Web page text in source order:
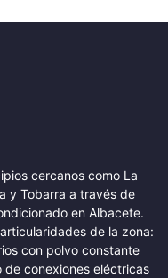
cercanos como La
y Tobarra a través de
en Albacete.
de la zona:
con polvo constante
de conexiones eléctricas